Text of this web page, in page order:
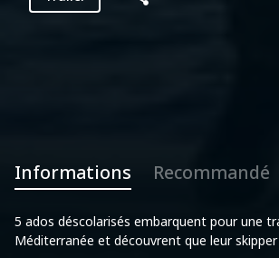
Informations Recommandé
5 ados déscolarisés embarquent pour une
Méditerranée et découvrent que leur